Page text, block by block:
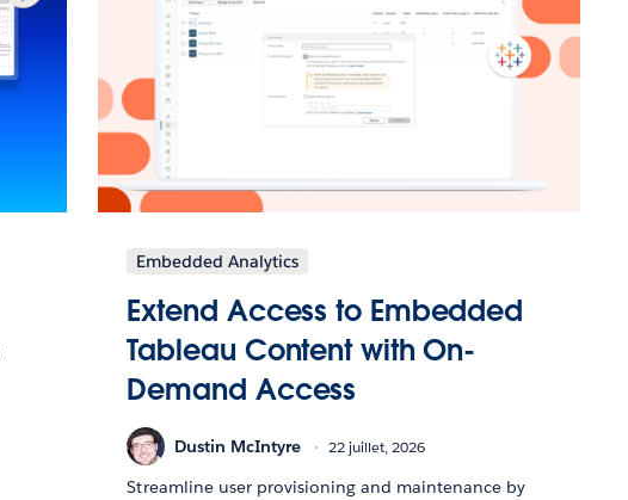
Embedded Analytics
Extend Access to Embedded
Tableau Content with On-
Demand Access
Dustin McIntyre 22 juillet, 2026
Streamline user provisioning and maintenance by